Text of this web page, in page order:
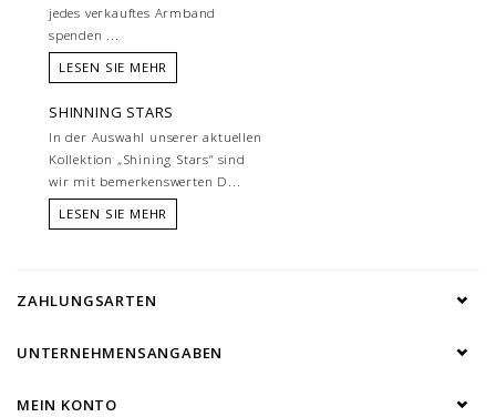
jedes verkauftes Armband
spenden ...
LESEN SIE MEHR
SHINNING STARS
In der Auswahl unserer aktuellen
Kollektion „Shining Stars“ sind
wir mit bemerkenswerten D...
LESEN SIE MEHR
ZAHLUNGSARTEN
UNTERNEHMENSANGABEN
MEIN KONTO